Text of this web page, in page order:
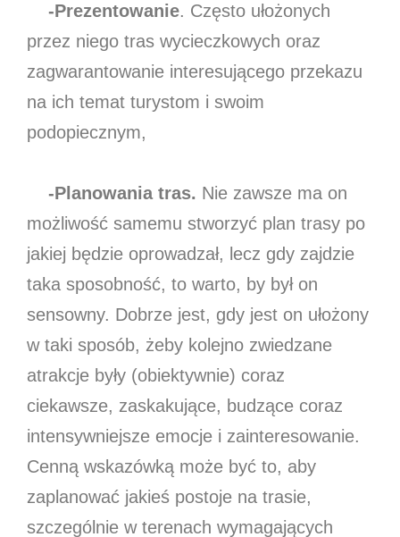
-Prezentowanie. Często ułożonych
przez niego tras wycieczkowych oraz
zagwarantowanie interesującego przekazu
na ich temat turystom i swoim
podopiecznym,
-Planowania tras. Nie zawsze ma on
możliwość samemu stworzyć plan trasy po
jakiej będzie oprowadzał, lecz gdy zajdzie
taka sposobność, to warto, by był on
sensowny. Dobrze jest, gdy jest on ułożony
w taki sposób, żeby kolejno zwiedzane
atrakcje były (obiektywnie) coraz
ciekawsze, zaskakujące, budzące coraz
intensywniejsze emocje i zainteresowanie.
Cenną wskazówką może być to, aby
zaplanować jakieś postoje na trasie,
szczególnie w terenach wymagających